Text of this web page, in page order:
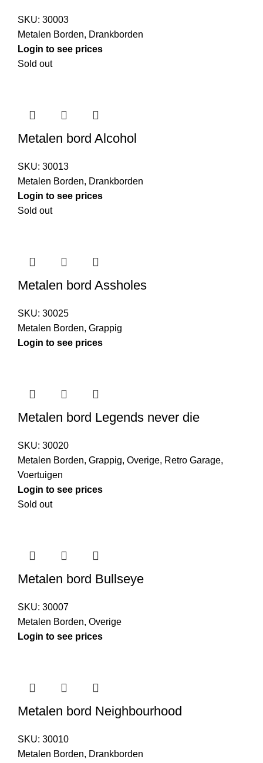
SKU: 30003
Metalen Borden, Drankborden
Login to see prices
Sold out
Metalen bord Alcohol
SKU: 30013
Metalen Borden, Drankborden
Login to see prices
Sold out
Metalen bord Assholes
SKU: 30025
Metalen Borden, Grappig
Login to see prices
Metalen bord Legends never die
SKU: 30020
Metalen Borden, Grappig, Overige, Retro Garage,
Voertuigen
Login to see prices
Sold out
Metalen bord Bullseye
SKU: 30007
Metalen Borden, Overige
Login to see prices
Metalen bord Neighbourhood
SKU: 30010
Metalen Borden, Drankborden